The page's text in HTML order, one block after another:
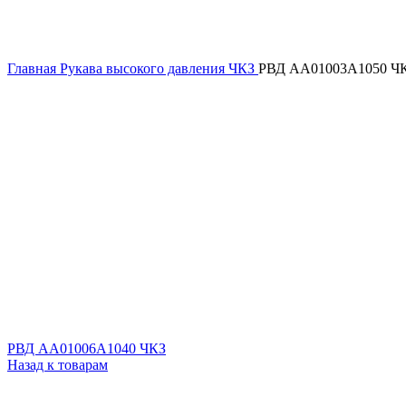
Главная Рукава высокого давления ЧКЗ РВД AA01003A1050
РВД AA01006A1040 ЧКЗ
Назад к товарам